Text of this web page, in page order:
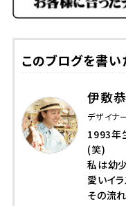
このブログを書い
伊敷
デザイナ
1993年
(笑)
私は幼
愛いイ
その流